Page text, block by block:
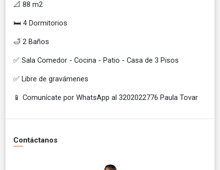
📐 88 m2
🛏️ 4 Dormitorios
🛁 2 Baños
✅ Sala Comedor - Cocina - Patio - Casa de 3 Pisos
✅ Libre de gravámenes
📱 Comunícate por WhatsApp al 3202022776 Paula Tovar
Contáctanos